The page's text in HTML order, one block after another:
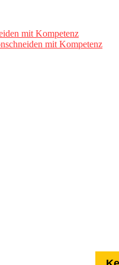
mit Kompetenz
mit Kompetenz